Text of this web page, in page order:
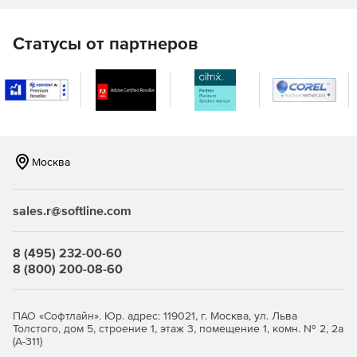
Простые в использовании, но
мощные интеллектуальные
инструменты
рабочего процесса. Диспетчер марок позволяет
необходимые спецификации в соответствии с заданными
настройками, а также оперативно редактировать уже
Новое в версии nanoCAD
Соответствие ГОСТ в
спецификациях арматурных
Статусы от партнеров
Москва
sales.r@softline.com
8 (495) 232-00-60
8 (800) 200-08-60
ПАО «Софтлайн». Юр. адрес: 119021, г. Москва, ул. Льва
Толстого, дом 5, строение 1, этаж 3, помещение 1, комн. № 2, 2а
(А-311)